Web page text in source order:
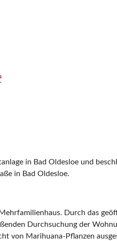
in Bad Oldesloe und
in Bad Oldesloe.
Durch das
Durchsuchung der
von Marihuana-Pflanzen